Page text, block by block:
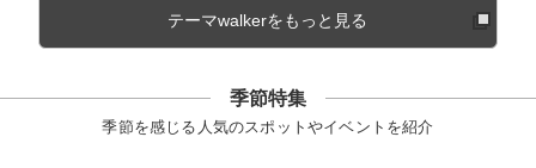
テーマwalkerをもっと見る
季節特集
季節を感じる人気のスポットやイベントを紹介